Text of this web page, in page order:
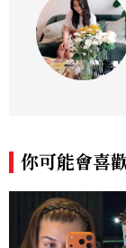
你可能會喜